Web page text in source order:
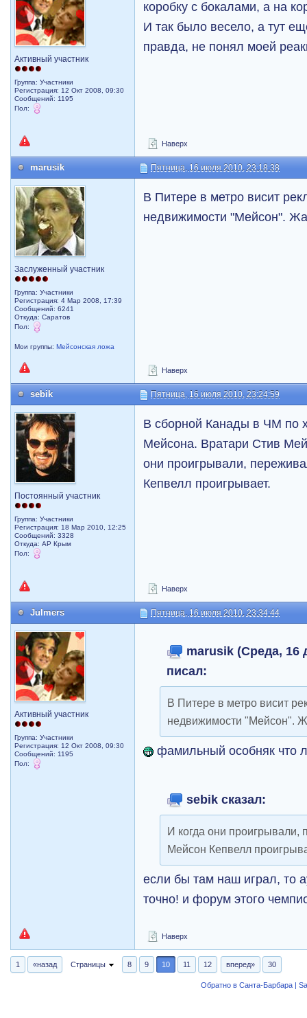
Активный участник
Группа: Участники
Регистрация: 12 Окт 2008, 09:30
Сообщений: 1195
Пол:
коробку с бокалами, а на
И так было весело, а тут
правда, не понял моей
Наверх
marusik Пятница, 16 июля 2010, 23:18:38
Заслуженный участник
Группа: Участники
Регистрация: 4 Мар 2008, 17:39
Сообщений: 6241
Откуда: Саратов
Пол:
Мои группы:Мейсонская ложа
В Питере в метро висит
недвижимости "Мейсон".
Наверх
sebik Пятница, 16 июля 2010, 23:24:59
Постоянный участник
Группа: Участники
Регистрация: 18 Мар 2010, 12:25
Сообщений: 3328
Откуда: АР Крым
Пол:
В сборной Канады в ЧМ по
Мейсона. Вратари Стив
они проигрывали,
Кепвелл проигрывает.
Наверх
Julmers Пятница, 16 июля 2010, 23:34:44
Активный участник
Группа: Участники
Регистрация: 12 Окт 2008, 09:30
Сообщений: 1195
Пол:
marusik (Среда, 16
писал:
В Питере в метро висит
недвижимости "Мейсон".
фамильный особняк что
sebik сказал:
И когда они проигрывали,
Мейсон Кепвелл
если бы там наш играл, то
точно! и форум этого
Наверх
1 «назад Страницы 8 9 10 11 12 вперед» 30
Обратно в Санта-Барбара |